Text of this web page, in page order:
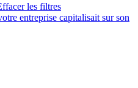
les filtres